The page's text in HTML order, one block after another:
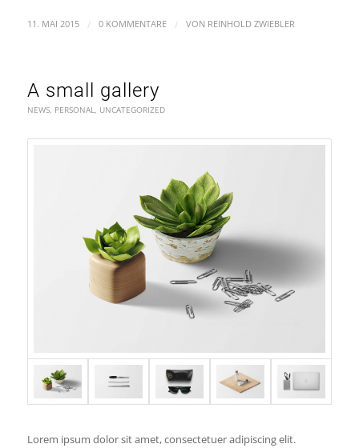
11. MAI 2015 / 0 KOMMENTARE / VON REINHOLD ZWIEBLER
A small gallery
NEWS, PERSONAL UNCATEGORIZED
Lorem ipsum dolor sit amet, consectetuer adipiscing elit.